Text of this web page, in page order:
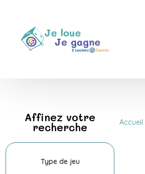
Affinez votre
recherche
Type de jeu
Accueil